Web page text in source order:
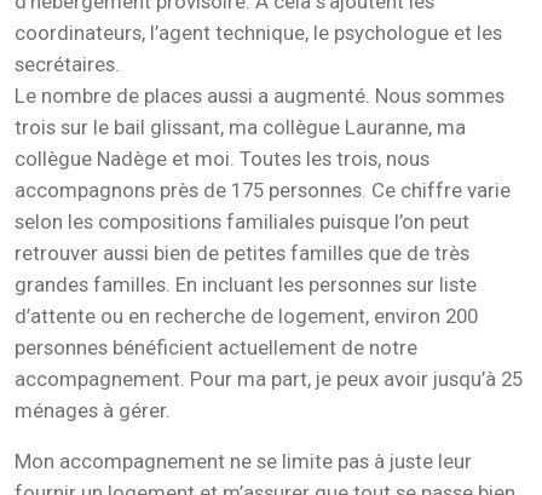
coordinateurs, l’agent technique, le psychologue et les
secrétaires.
Le nombre de places aussi a augmenté. Nous sommes
trois sur le bail glissant, ma collègue Lauranne, ma
collègue Nadège et moi. Toutes les trois, nous
accompagnons près de 175 personnes. Ce chiffre varie
selon les compositions familiales puisque l’on peut
retrouver aussi bien de petites familles que de très
grandes familles. En incluant les personnes sur liste
d’attente ou en recherche de logement, environ 200
personnes bénéficient actuellement de notre
accompagnement. Pour ma part, je peux avoir jusqu’à 25
ménages à gérer.
Mon accompagnement ne se limite pas à juste leur